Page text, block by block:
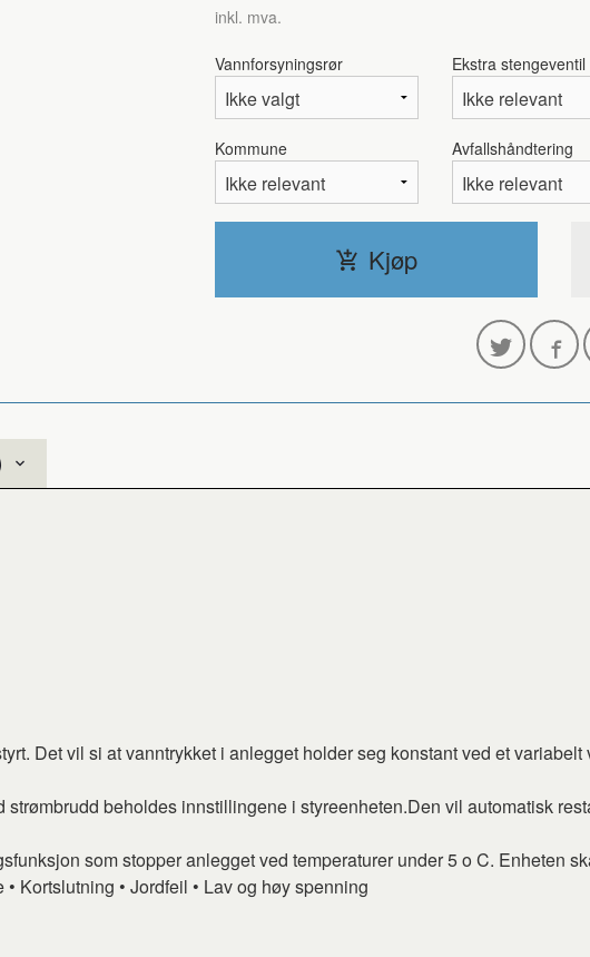
Nei (Har ifra før)
inkl. mva.
Vannforsyningsrør Ekstra stengeventil
Kommune Avfallshåndtering
Kjøp
Det vil si at vanntrykket i anlegget holder seg konstant ved et variabelt
beholdes innstillingene i styreenheten.Den vil automatisk
som stopper anlegget ved temperaturer under 5 o C. Enheten
Kortslutning • Jordfeil • Lav og høy spenning